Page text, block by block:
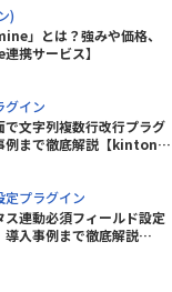
)
」とは？強みや価格、
携サービス】
グイン
文字列複数行改行プラグ
例まで徹底解説【kintone
定プラグイン
連動必須フィールド設定
導入事例まで徹底解説